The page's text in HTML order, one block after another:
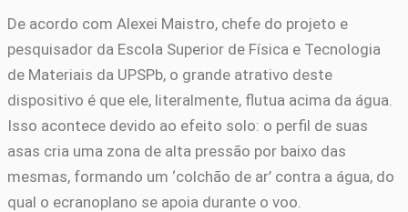
De acordo com Alexei Maistro, chefe do projeto e
pesquisador da Escola Superior de Física e Tecnologia
de Materiais da UPSPb, o grande atrativo deste
dispositivo é que ele, literalmente, flutua acima da água.
Isso acontece devido ao efeito solo: o perfil de suas
asas cria uma zona de alta pressão por baixo das
mesmas, formando um ‘colchão de ar’ contra a água, do
qual o ecranoplano se apoia durante o voo.